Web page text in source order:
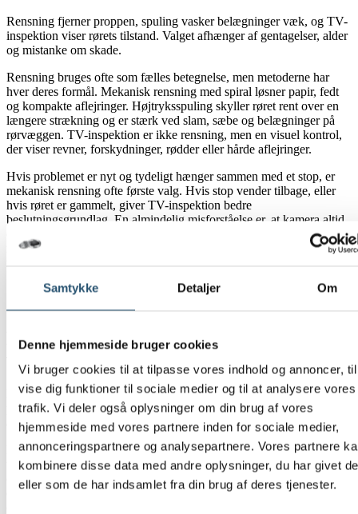
Samtykke Detaljer Om
Denne hjemmeside bruger cookies
Vi bruger cookies til at tilpasse vores indhold og annoncer,
vise dig funktioner til sociale medier og til at analysere vores
trafik. Vi deler også oplysninger om din brug af vores
hjemmeside med vores partnere inden for sociale medier,
annonceringspartnere og analysepartnere. Vores partnere
kombinere disse data med andre oplysninger, du har givet
eller som de har indsamlet fra din brug af deres tjenester.
Rensning fjerner proppen, spuling vasker belægninger væk, og TV-
inspektion viser rørets tilstand. Valget afhænger af gentagelser, alder
og mistanke om skade.
Rensning bruges ofte som fælles betegnelse, men metoderne har
hver deres formål. Mekanisk rensning med spiral løsner papir, fedt
og kompakte aflejringer. Højtryksspuling skyller røret rent over en
længere strækning og er stærk ved slam, sæbe og belægninger på
rørvæggen. TV-inspektion er ikke rensning, men en visuel kontrol,
der viser revner, forskydninger, rødder eller hårde aflejringer.
Hvis problemet er nyt og tydeligt hænger sammen med et stop, er
mekanisk rensning ofte første valg. Hvis stop vender tilbage, eller
hvis røret er gammelt, giver TV-inspektion bedre
beslutningsgrundlag. En almindelig misforståelse er, at kamera altid
er første trin. Det er det ikke. Ved et oplagt driftsstop vil rensning
normalt komme før kamera, mens gentagne problemer peger mod en
“Akut VVS Danmark har over 26 års erfaring med
Hvordan begrænser du skade, mens du
venter på hjælp?
Det første du gør er at stoppe vandtilførsel og brug af afløb tæt på
problemet. Toilet, vaskemaskine og gulvafløb bør få ro, indtil
årsagen er afklaret.
Hvis du ser stigende vand i toilet eller gulvafløb, bør du straks
undgå mere brug i den berørte del af boligen. Et ekstra skyl eller en
opvaskemaskine i gang giver ofte mere pres i systemet. I
etageejendomme er hurtig intern besked også vigtig, fordi afløb